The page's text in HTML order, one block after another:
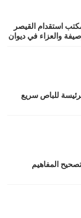
استقدام القيصر
والعزاء في ديوان
للباص سريع
المفاهيم